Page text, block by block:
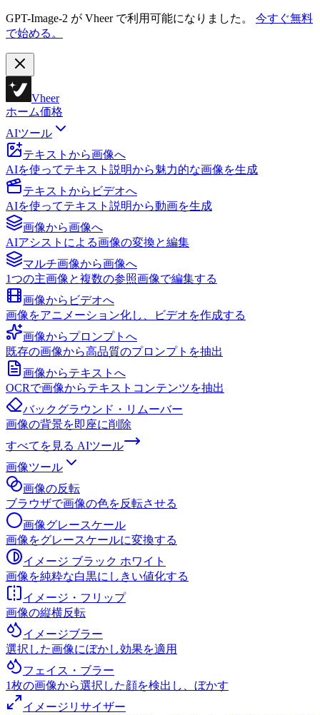
GPT-Image-2 が Vheer で利用可能になりました。
今すぐ無料
で始める。
Vheer
ホーム価格
AIツール
テキストから画像へ
AIを使ってテキスト説明から魅力的な画像を生成
テキストからビデオへ
AIを使ってテキスト説明から動画を生成
画像から画像へ
AIアシストによる画像の変換と編集
マルチ画像から画像へ
1つの主画像と複数の参照画像で編集する
画像からビデオへ
画像をアニメーション化し、ビデオを作成する
画像からプロンプトへ
既存の画像から高品質のプロンプトを抽出
画像からテキストへ
OCRで画像からテキストコンテンツを抽出
バックグラウンド・リムーバー
画像の背景を即座に削除
すべてを見る AIツール
画像ツール
画像の反転
ブラウザで画像の色を反転させる
画像グレースケール
画像をグレースケールに変換する
イメージ ブラック ホワイト
画像を純粋な白黒にしきい値化する
イメージ・フリップ
画像の縦横反転
イメージブラー
選択した画像にぼかし効果を適用
フェイス・ブラー
1枚の画像から選択した顔を検出し、ぼかす
イメージリサイザー